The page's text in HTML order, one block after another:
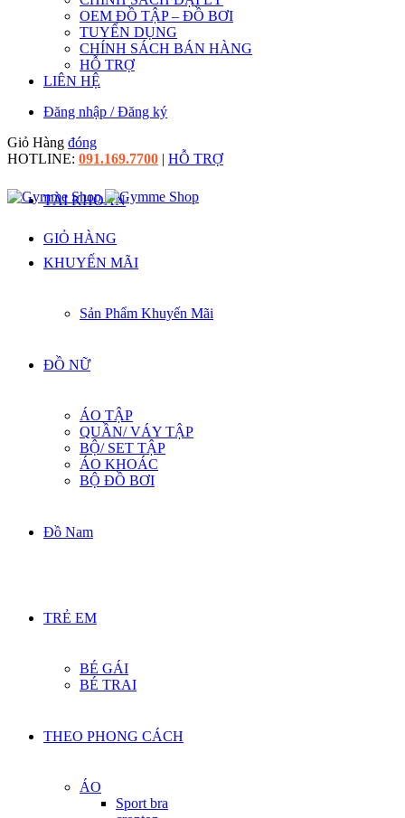
OEM ĐỒ TẬP – ĐỒ BƠI
TUYỂN DỤNG
CHÍNH SÁCH BÁN HÀNG
HỖ TRỢ
LIÊN HỆ
Đăng nhập / Đăng ký
Giỏ Hàng đóng
HOTLINE: 091.169.7700 | HỖ TRỢ
TÀI KHOẢN
GIỎ HÀNG
KHUYẾN MÃI
Sản Phẩm Khuyến Mãi
ĐỒ NỮ
ÁO TẬP
QUẦN/ VÁY TẬP
BỘ/ SET TẬP
ÁO KHOÁC
BỘ ĐỒ BƠI
Đồ Nam
TRẺ EM
BÉ GÁI
BÉ TRAI
THEO PHONG CÁCH
ÁO
Sport bra